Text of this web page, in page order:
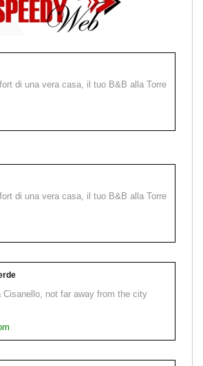
di una vera casa, il tuo B&B alla Torre
di una vera casa, il tuo B&B alla Torre
Cisanello, not far away from the city